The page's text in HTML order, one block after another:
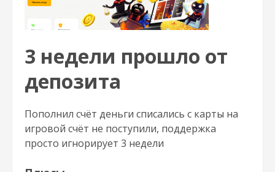
3 недели прошло от
депозита
Пополнил счёт деньги списались с карты на
игровой счёт не поступили, поддержка
просто игнорирует 3 недели